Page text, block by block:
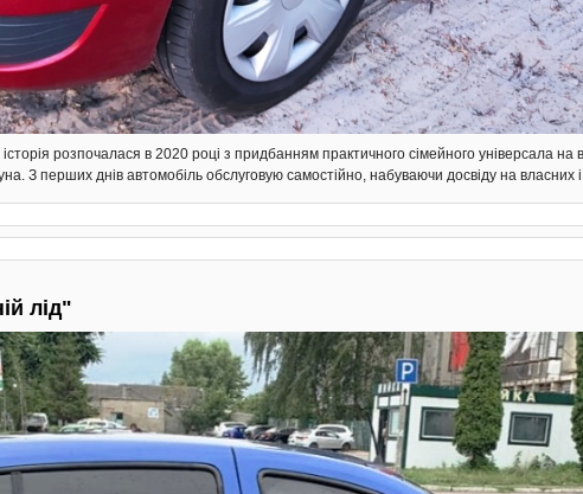
розпочалася в 2020 році з придбанням практичного сімейного універсала
З перших днів автомобіль обслуговую самостійно, набуваючи досвіду на власних
лід"